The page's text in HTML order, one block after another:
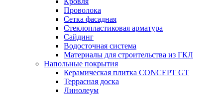
Проволока
Сетка фасадная
Стеклопластиковая арматура
Сайдинг
Водосточная система
Материалы для строительства из ГКЛ
Напольные покрытия
Керамическая плитка CONCEPT GT
Террасная доска
Линолеум